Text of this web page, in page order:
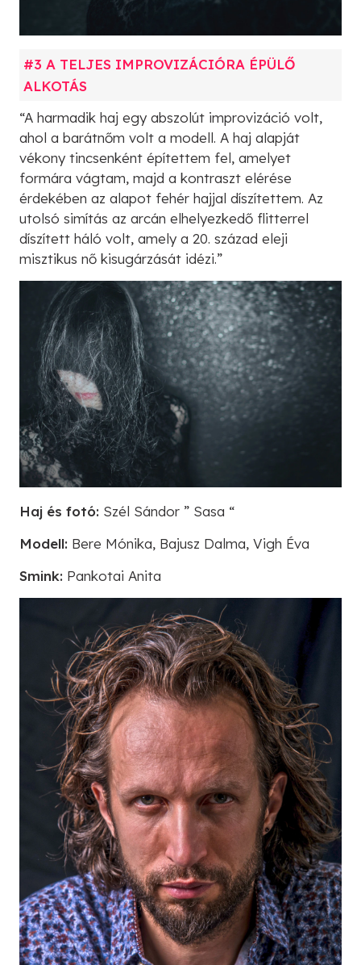
#3 A TELJES IMPROVIZÁCIÓRA ÉPÜLŐ
ALKOTÁS
“A harmadik haj egy abszolút improvizáció volt,
ahol a barátnőm volt a modell. A haj alapját
vékony tincsenként építettem fel, amelyet
formára vágtam, majd a kontraszt elérése
érdekében az alapot fehér hajjal díszítettem. Az
utolsó simítás az arcán elhelyezkedő flitterrel
díszített háló volt, amely a 20. század eleji
misztikus nő kisugárzását idézi.”
Haj és fotó: Szél Sándor ” Sasa “
Modell: Bere Mónika, Bajusz Dalma, Vigh Éva
Smink: Pankotai Anita